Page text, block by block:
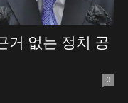
거 없는 정치 공
0